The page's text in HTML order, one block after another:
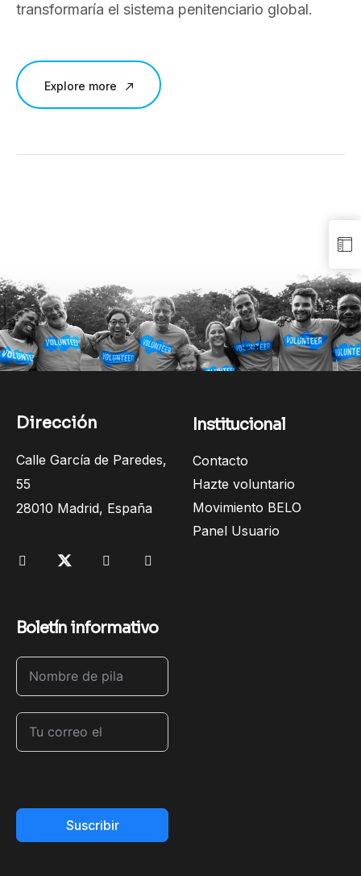
transformaría el sistema penitenciario global.
Explore more
Dirección
Calle García de Paredes,
55
28010 Madrid, España
Institucional
Contacto
Hazte voluntario
Movimiento BELO
Panel Usuario
Boletín informativo
Suscribir